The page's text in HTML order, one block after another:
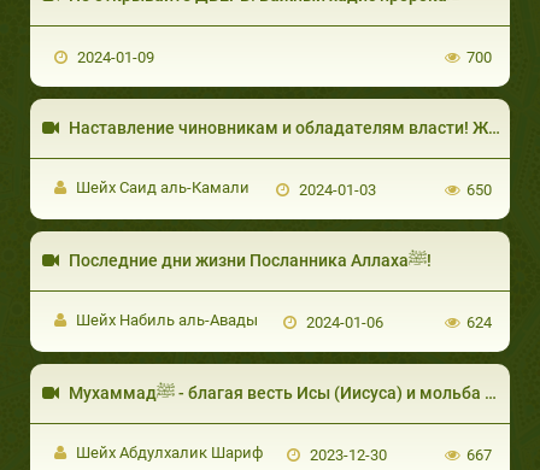
2024-01-09 700
Шейх Саид аль-Камали 2024-01-03 650
Последние дни жизни Посланника Аллахаﷺ!
Шейх Набиль аль-Авады 2024-01-06 624
Мухаммадﷺ - благая весть Исы (Иисуса) и мольба Ибрахима (Авраама)
Шейх Абдулхалик Шариф 2023-12-30 667